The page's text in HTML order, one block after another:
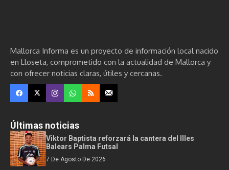
Mallorca Informa es un proyecto de información local nacido
en Lloseta, comprometido con la actualidad de Mallorca y
con ofrecer noticias claras, útiles y cercanas.
Últimas noticias
Viktor Baptista reforzará la cantera del Illes
Balears Palma Futsal
7 De Agosto De 2026